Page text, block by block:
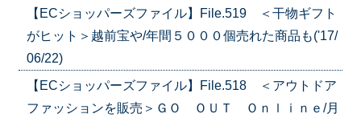
【ECショッパーズファイル】File.519 ＜干物ギフト
がヒット＞越前宝や/年間５０００個売れた商品も('17/
06/22)
【ECショッパーズファイル】File.518 ＜アウトドア
ファッションを販売＞ＧＯ ＯＵＴ Ｏｎｌｉｎｅ/月